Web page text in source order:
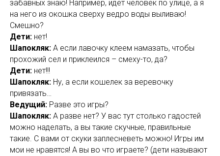
забавных знаю! Например, идет человек по улице, а я
на него из окошка сверху ведро воды выливаю!
Смешно?
Дети: нет!
Шапокляк: А если лавочку клеем намазать, чтобы
прохожий сел и приклеился – смеху-то, да?
Дети: нет!!!
Шапокляк: Ну, а если кошелек за веревочку
привязать…
Ведущий: Разве это игры?
Шапокляк: А разве нет? У вас тут столько гадостей
можно наделать, а вы такие скучные, правильные
такие. С вами от скуки заплесневеть можно! Игры им
мои не нравятся! А вы во что играете? (дети называют